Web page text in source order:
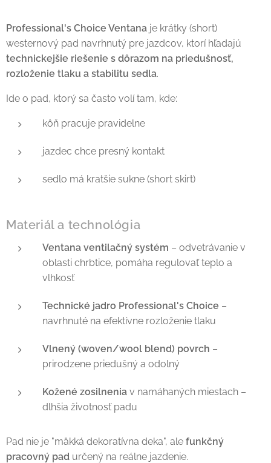
Professional's Choice Ventana je krátky (short)
westernový pad navrhnutý pre jazdcov, ktorí hľadajú
technickejšie riešenie s dôrazom na priedušnosť,
rozloženie tlaku a stabilitu sedla.
Ide o pad, ktorý sa často volí tam, kde:
kôň pracuje pravidelne
jazdec chce presný kontakt
sedlo má kratšie sukne (short skirt)
Materiál a technológia
Ventana ventilačný systém – odvetrávanie v
oblasti chrbtice, pomáha regulovať teplo a
vlhkosť
Technické jadro Professional's Choice –
navrhnuté na efektívne rozloženie tlaku
Vlnený (woven/wool blend) povrch –
prirodzene priedušný a odolný
Kožené zosilnenia v namáhaných miestach –
dlhšia životnosť padu
Pad nie je "mäkká dekoratívna deka", ale funkčný
pracovný pad určený na reálne jazdenie.